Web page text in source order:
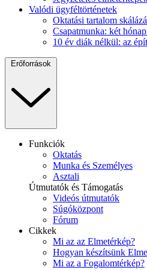
Valódi ügyféltörténetek
Oktatási tartalom
Csapatmunka: két
10 év diák nélkül: az
Erőforrások
Funkciók
Oktatás
Munka és Személyes
Asztali
Útmutatók és Támogatás
Videós útmutatók
Súgóközpont
Fórum
Cikkek
Mi az az Elmetérkép?
Hogyan készítsünk
Mi az a Fogalomtérkép?